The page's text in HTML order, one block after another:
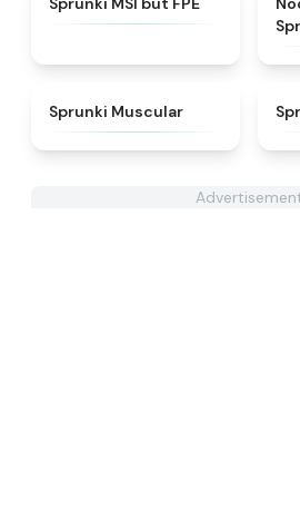
Sprunki Muscular